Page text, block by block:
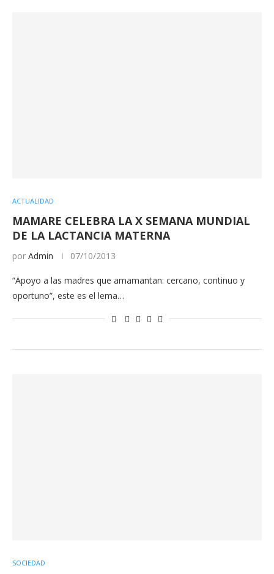
ACTUALIDAD
MAMARE CELEBRA LA X SEMANA MUNDIAL
DE LA LACTANCIA MATERNA
por Admin 07/10/2013
“Apoyo a las madres que amamantan: cercano, continuo y
oportuno”, este es el lema…
SOCIEDAD